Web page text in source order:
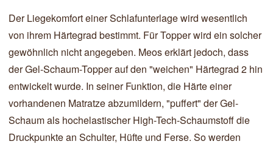
Der Liegekomfort einer Schlafunterlage wird wesentlich
von ihrem Härtegrad bestimmt. Für Topper wird ein solcher
gewöhnlich nicht angegeben. Meos erklärt jedoch, dass
der Gel-Schaum-Topper auf den "weichen" Härtegrad 2 hin
entwickelt wurde. In seiner Funktion, die Härte einer
vorhandenen Matratze abzumildern, "puffert" der Gel-
Schaum als hochelastischer High-Tech-Schaumstoff die
Druckpunkte an Schulter, Hüfte und Ferse. So werden